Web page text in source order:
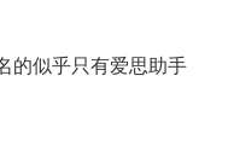
的似乎只有爱思助手